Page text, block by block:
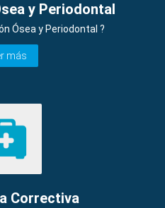
y Periodontal
Ósea y Periodontal ?
más
Correctiva